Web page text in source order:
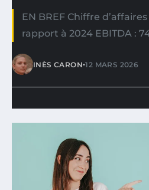
EN BREF Chiffre
rapport à 2024 EBITDA :
INÈS CARON•12 MARS 2026